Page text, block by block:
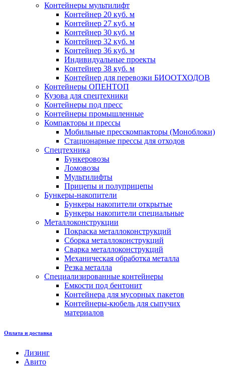
Контейнеры мультилифт
Контейнер 20 куб. м
Контейнер 27 куб. м
Контейнер 30 куб. м
Контейнер 32 куб. м
Контейнер 36 куб. м
Индивидуальные проекты
Контейнер 38 куб. м
Контейнер для перевозки БИООТХОДОВ
Контейнеры ОПЕНТОП
Кузова для спецтехники
Контейнеры под пресс
Контейнеры промышленные
Компакторы и прессы
Мобильные пресскомпакторы (Моноблоки)
Стационарные прессы для отходов
Спецтехника
Бункеровозы
Ломовозы
Мультилифты
Прицепы и полуприцепы
Бункеры-накопители
Бункеры накопители открытые
Бункеры накопители специальные
Металлоконструкции
Покраска металлоконструкций
Сборка металлоконструкций
Сварка металлоконструкций
Механическая обработка металла
Резка металла
Специализированные контейнеры
Емкости под бентонит
Контейнера для мусорных пакетов
Контейнеры-кюбель для сыпучих
материалов
Оплата и доставка
Лизинг
Авито